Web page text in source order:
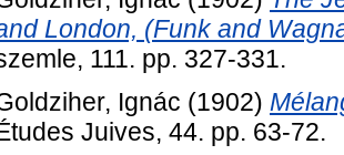
London, (Funk and
111. pp. 327-331.
Ignác (1902)
Juives, 44. pp. 63-72.